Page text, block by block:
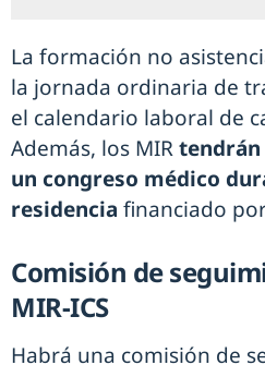
La formación no
la jornada ordinaria de
el calendario laboral de
Además, los MIRtendrán
un congreso médico
residencia financiado
Comisión de
MIR-ICS
Habrá una comisión de